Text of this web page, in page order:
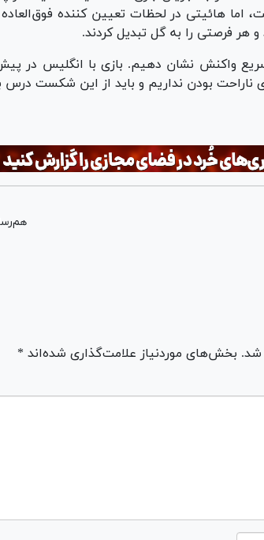
اما هائیتی در لحظات تعیین کننده
و هر فرصتی را به گل تبدیل کردند.
سریع واکنش نشان دهیم. بازی با انگلیس در
ناراحت بودن نداریم و باید از این شکست درس
بخش‌های موردنیاز علامت‌گذاری شده‌اند *